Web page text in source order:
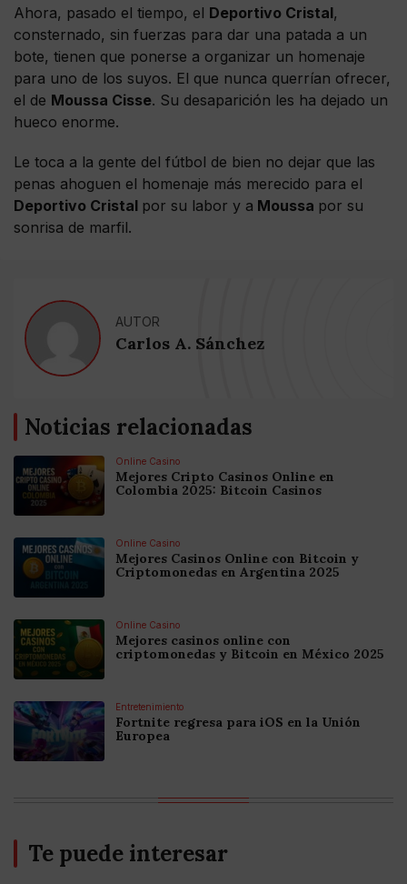
Ahora, pasado el tiempo, el Deportivo Cristal,
consternado, sin fuerzas para dar una patada a un
bote, tienen que ponerse a organizar un homenaje
para uno de los suyos. El que nunca querrían ofrecer,
el de Moussa Cisse. Su desaparición les ha dejado un
hueco enorme.
Le toca a la gente del fútbol de bien no dejar que las
penas ahoguen el homenaje más merecido para el
Deportivo Cristal por su labor y a Moussa por su
sonrisa de marfil.
AUTOR
Carlos A. Sánchez
Noticias relacionadas
Online Casino
Mejores Cripto Casinos Online en
Colombia 2025: Bitcoin Casinos
Online Casino
Mejores Casinos Online con Bitcoin y
Criptomonedas en Argentina 2025
Online Casino
Mejores casinos online con
criptomonedas y Bitcoin en México 2025
Entretenimiento
Fortnite regresa para iOS en la Unión
Europea
Te puede interesar